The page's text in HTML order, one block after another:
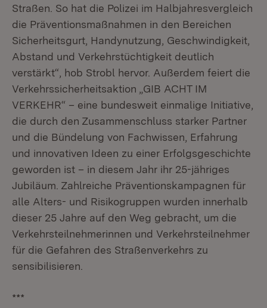
Straßen. So hat die Polizei im Halbjahresvergleich
die Präventionsmaßnahmen in den Bereichen
Sicherheitsgurt, Handynutzung, Geschwindigkeit,
Abstand und Verkehrstüchtigkeit deutlich
verstärkt“, hob Strobl hervor. Außerdem feiert die
Verkehrssicherheitsaktion „GIB ACHT IM
VERKEHR“ – eine bundesweit einmalige Initiative,
die durch den Zusammenschluss starker Partner
und die Bündelung von Fachwissen, Erfahrung
und innovativen Ideen zu einer Erfolgsgeschichte
geworden ist – in diesem Jahr ihr 25-jähriges
Jubiläum. Zahlreiche Präventionskampagnen für
alle Alters- und Risikogruppen wurden innerhalb
dieser 25 Jahre auf den Weg gebracht, um die
Verkehrsteilnehmerinnen und Verkehrsteilnehmer
für die Gefahren des Straßenverkehrs zu
sensibilisieren.
***